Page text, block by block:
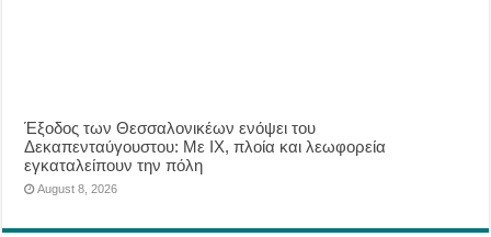
Έξοδος των Θεσσαλονικέων ενόψει του
Δεκαπενταύγουστου: Με ΙΧ, πλοία και λεωφορεία
εγκαταλείπουν την πόλη
August 8, 2026